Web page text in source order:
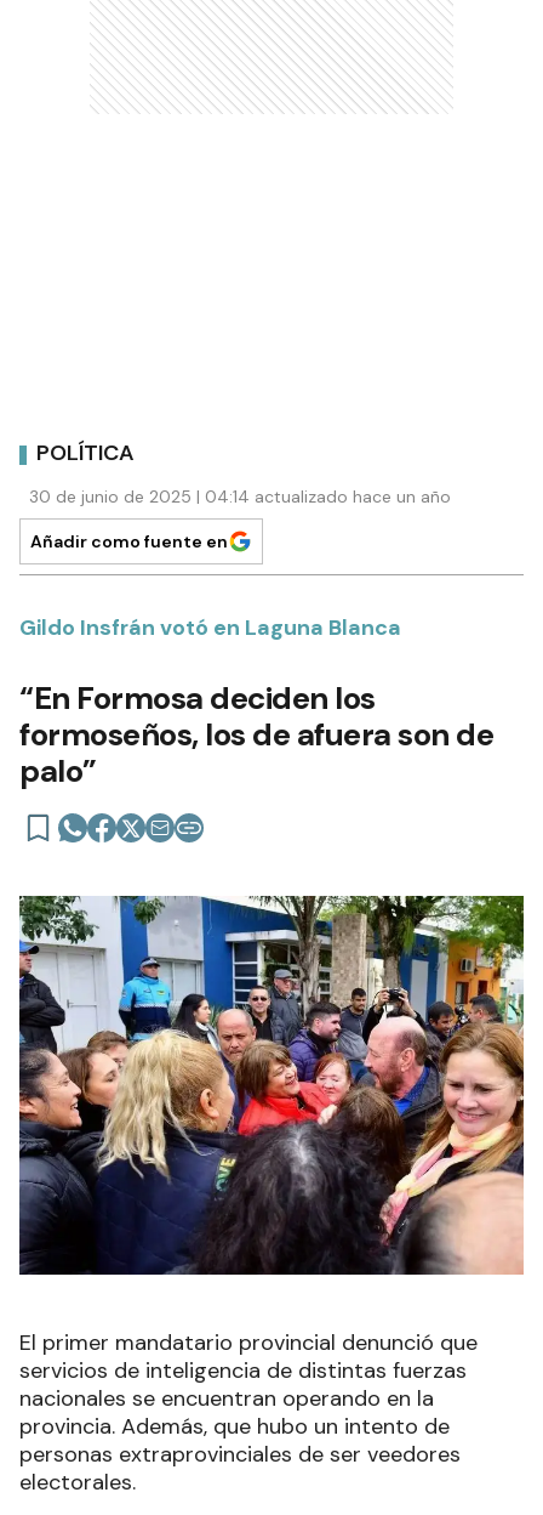
POLÍTICA
30 de junio de 2025 | 04:14 actualizado hace un año
Añadir como fuente en
Gildo Insfrán votó en Laguna Blanca
“En Formosa deciden los
formoseños, los de afuera son de
palo”
El primer mandatario provincial denunció que
servicios de inteligencia de distintas fuerzas
nacionales se encuentran operando en la
provincia. Además, que hubo un intento de
personas extraprovinciales de ser veedores
electorales.